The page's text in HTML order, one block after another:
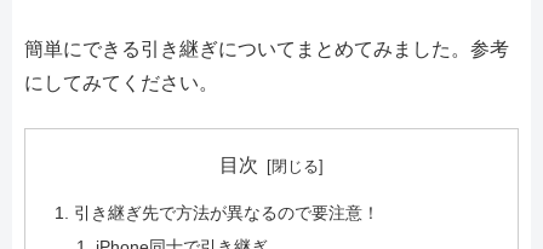
簡単にできる引き継ぎについてまとめてみました。参考
にしてみてください。
目次
引き継ぎ先で方法が異なるので要注意！